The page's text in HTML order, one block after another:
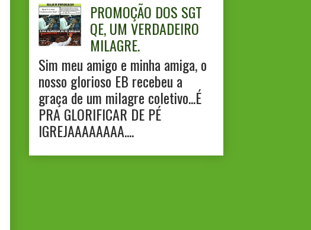
PROMOÇÃO DOS SGT
QE, UM VERDADEIRO
MILAGRE.
Sim meu amigo e minha amiga, o
nosso glorioso EB recebeu a
graça de um milagre coletivo...É
PRA GLORIFICAR DE PÉ
IGREJAAAAAAAA....